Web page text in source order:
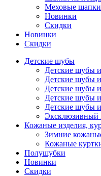
Меховые шапки
Новинки
Скидки
Новинки
Скидки
Детские шубы
Детские шубы
Детские шубы
Детские шубы
Детские шубы
Детские шубы
Эксклюзивный
Кожаные изделия,
Зимние
Кожаные
Полушубки
Новинки
Скидки